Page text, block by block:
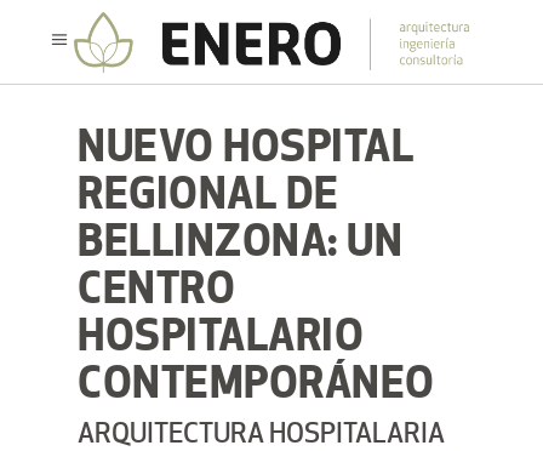
NUEVO HOSPITAL
REGIONAL DE
BELLINZONA: UN
CENTRO
HOSPITALARIO
CONTEMPORÁNEO
ARQUITECTURA HOSPITALARIA